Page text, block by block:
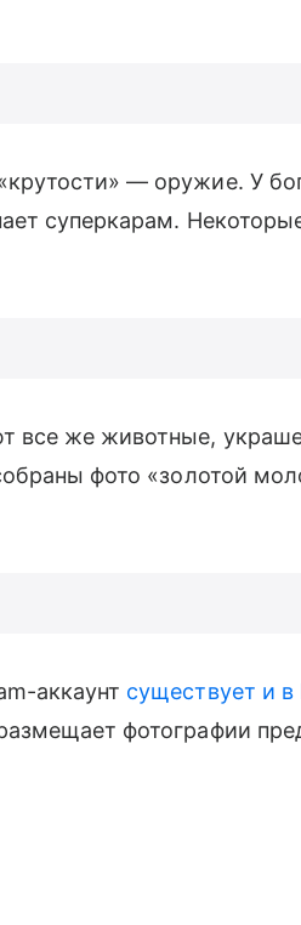
— оружие. У
суперкарам.
все же животные,
фото «золотой
аккаунт существует и в
фотографии